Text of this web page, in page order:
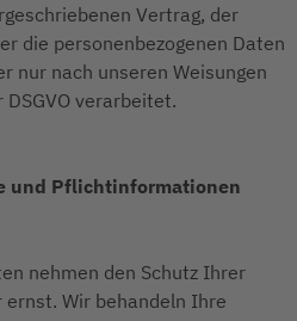
Vertrag, der
die personenbezogenen Daten
nur nach unseren Weisungen
verarbeitet.
und Pflicht­informationen
nehmen den Schutz Ihrer
Wir behandeln Ihre